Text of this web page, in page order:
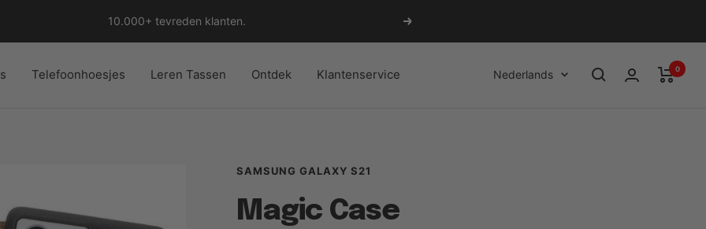
10.000+ tevreden klanten. Volgende
Telefoonhoesjes Leren Tassen Ontdek Klantenservice Taal
Nederlands 0
SAMSUNG GALAXY S21
Magic Case